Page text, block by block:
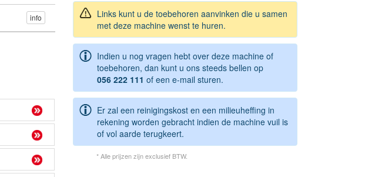
info
Links kunt u de toebehoren aanvinken die u samen
met deze machine wenst te huren.
Indien u nog vragen hebt over deze machine of
toebehoren, dan kunt u ons steeds bellen op
056 222 111 of een e-mail sturen.
Er zal een reinigingskost en een milieuheffing in
rekening worden gebracht indien de machine vuil is
of vol aarde terugkeert.
* Alle prijzen zijn exclusief BTW.